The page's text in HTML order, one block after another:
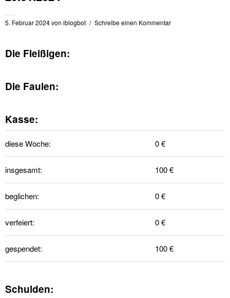
5. Februar 2024von iblogbot Schreibe einen Kommentar
Die Fleißigen:
Die Faulen:
Kasse:
diese Woche: 0 €
insgesamt: 100 €
beglichen: 0 €
verfeiert: 0 €
gespendet: 100 €
Schulden: